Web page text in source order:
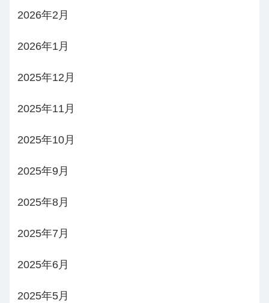
2026年2月
2026年1月
2025年12月
2025年11月
2025年10月
2025年9月
2025年8月
2025年7月
2025年6月
2025年5月